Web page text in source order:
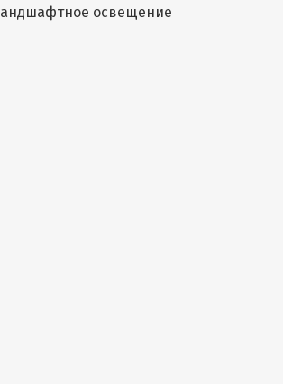
Ландшафтное освещение